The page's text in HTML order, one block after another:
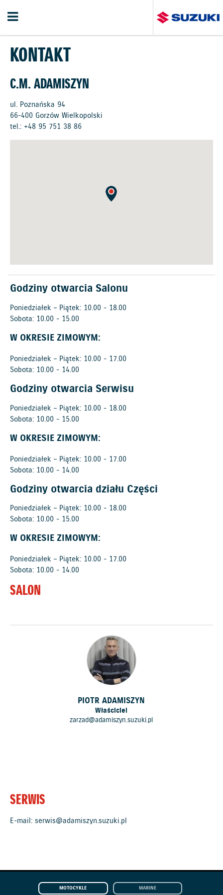
KONTAKT
C.M. ADAMISZYN
ul. Poznańska 94
66-400 Gorzów Wielkopolski
tel.: +48 95 751 38 86
Godziny otwarcia Salonu
Poniedziałek – Piątek: 10.00 - 18.00
Sobota: 10.00 - 15.00
W OKRESIE ZIMOWYM:
Poniedziałek – Piątek: 10.00 - 17.00
Sobota: 10.00 - 14.00
Godziny otwarcia Serwisu
Poniedziałek – Piątek: 10.00 - 18.00
Sobota: 10.00 - 15.00
W OKRESIE ZIMOWYM:
Poniedziałek – Piątek: 10.00 - 17.00
Sobota: 10.00 - 14.00
Godziny otwarcia działu Części
Poniedziałek – Piątek: 10.00 - 18.00
Sobota: 10.00 - 15.00
W OKRESIE ZIMOWYM:
Poniedziałek – Piątek: 10.00 - 17.00
Sobota: 10.00 - 14.00
SALON
PIOTR ADAMISZYN
Właściciel
zarzad@adamiszyn.suzuki.pl
SERWIS
E-mail:serwis@adamiszyn.suzuki.pl
MOTOCYKLE MARINE